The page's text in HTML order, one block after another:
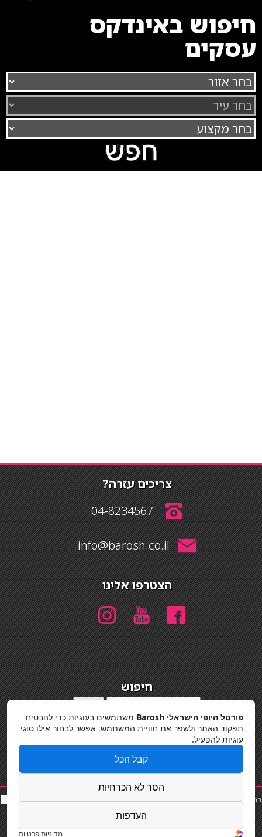
חיפוש באינדקס
עסקים
צריכים עזרה?
04-8234567
info@barosh.co.il
הצטרפו אלינו
חיפוש
מדיניות פרטיות
החלקות שיער|תאורה לבית|פאות ותוספות שיער|נייל סטודיו|תוספות שיער|שף פרטי|כ
סאות
פורטל היופי הישראלי Barosh
משתמשים בעוגיות כדי להבטיח
תפקוד האתר ולשפר את חוויית המשתמש. אפשר לבחור אילו סוגי
עוגיות להפעיל.
קבל הכל
הסר לא הכרחיות
העדפות
מדיניות פרטיות